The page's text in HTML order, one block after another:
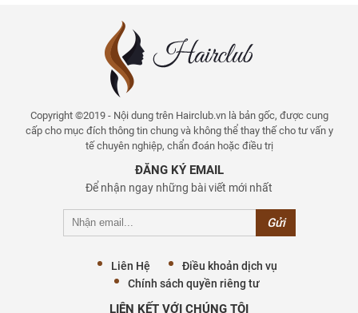
Copyright ©2019 - Nội dung trên Hairclub.vn là bản gốc, được cung
cấp cho mục đích thông tin chung và không thể thay thế cho tư vấn y
tế chuyên nghiệp, chẩn đoán hoặc điều trị
ĐĂNG KÝ EMAIL
Để nhận ngay những bài viết mới nhất
Liên Hệ
Điều khoản dịch vụ
Chính sách quyền riêng tư
LIÊN KẾT VỚI CHÚNG TÔI